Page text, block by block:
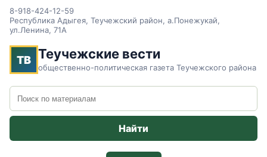
8-918-424-12-59
Республика Адыгея, Теучежский район, а.Понежукай,
ул.Ленина, 71А
ТВ Теучежские вести
общественно-политическая газета Теучежского района
Поиск по сайту
Найти